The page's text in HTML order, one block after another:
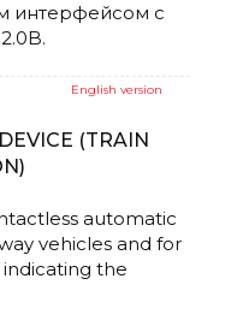
интерфейсом с
English version
(TRAIN
automatic
vehicles and for
the